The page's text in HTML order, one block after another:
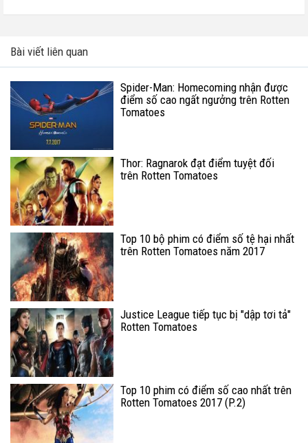
Bài viết liên quan
Spider-Man: Homecoming nhận được
điểm số cao ngất ngưởng trên Rotten
Tomatoes
Thor: Ragnarok đạt điểm tuyệt đối
trên Rotten Tomatoes
Top 10 bộ phim có điểm số tệ hại nhất
trên Rotten Tomatoes năm 2017
Justice League tiếp tục bị "dập tơi tả"
Rotten Tomatoes
Top 10 phim có điểm số cao nhất trên
Rotten Tomatoes 2017 (P.2)